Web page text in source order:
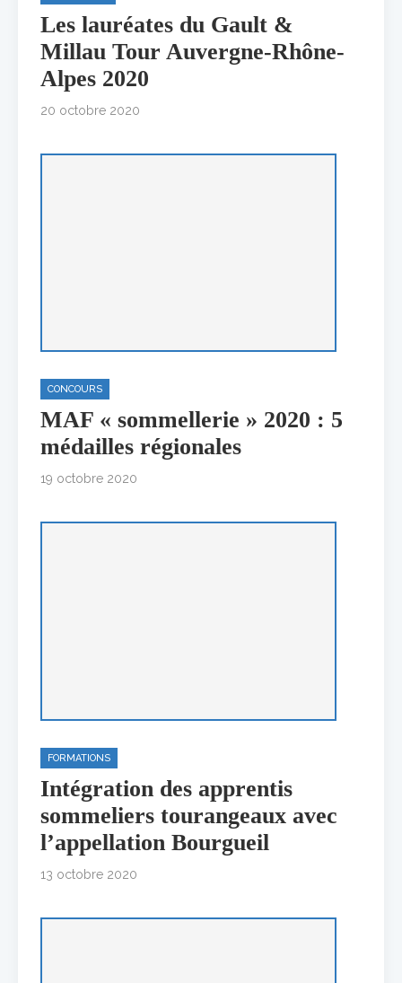
Les lauréates du Gault &
Millau Tour Auvergne-Rhône-
Alpes 2020
20 octobre 2020
CONCOURS
MAF « sommellerie » 2020 : 5
médailles régionales
19 octobre 2020
FORMATIONS
Intégration des apprentis
sommeliers tourangeaux avec
l’appellation Bourgueil
13 octobre 2020